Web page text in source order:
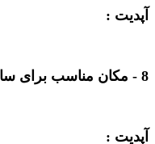
آپدیت :
8 - مکان مناسب برای
آپدیت :